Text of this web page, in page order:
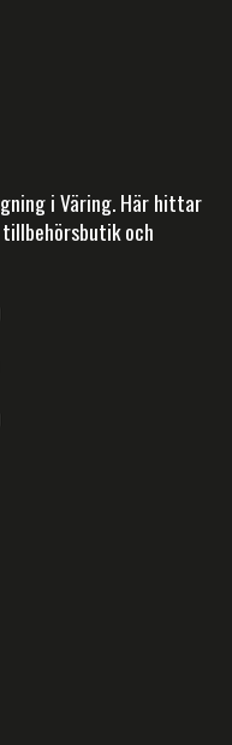
i Väring. Här hittar
och